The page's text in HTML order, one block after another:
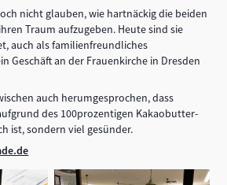
nicht glauben, wie hartnäckig die beiden
Traum aufzugeben. Heute sind sie
auch als familienfreundliches
Geschäft an der Frauenkirche in Dresden
auch herumgesprochen, dass
des 100prozentigen Kakaobutter-
ist, sondern viel gesünder.